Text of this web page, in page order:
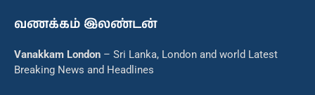
வணக்கம் இலண்டன்
Vanakkam London – Sri Lanka, London and world Latest
Breaking News and Headlines